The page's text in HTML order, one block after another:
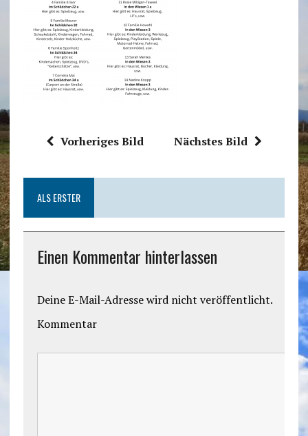
Vorheriges Bild Nächstes Bild
ALS ERSTER
Einen Kommentar hinterlassen
Deine E-Mail-Adresse wird nicht veröffentlicht.
Kommentar